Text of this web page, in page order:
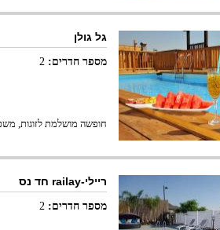
גל גולן
מספר חדרים: 2
חופשה מושלמת לזוגות,
ריילי-railay חד נס
מספר חדרים: 2